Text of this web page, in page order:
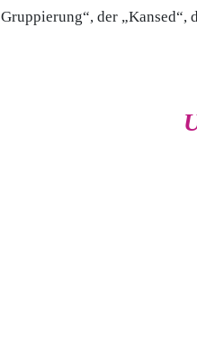
Gruppierung“, der „Kansed“,